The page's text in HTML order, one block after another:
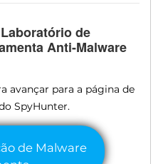
de
Anti-Malware
avançar para a página de
SpyHunter.